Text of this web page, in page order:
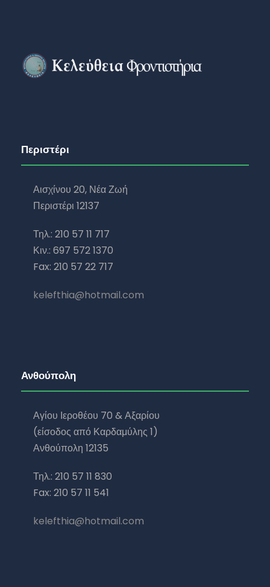
Περιστέρι
Αισχίνου 20, Νέα Ζωή
Περιστέρι 12137
Τηλ.: 210 57 11 717
Κιν.: 697 572 1370
Fax: 210 57 22 717
kelefthia@hotmail.com
Ανθούπολη
Αγίου Ιεροθέου 70 & Αξαρίου
(είσοδος από Καρδαμύλης 1)
Ανθούπολη 12135
Τηλ.: 210 57 11 830
Fax: 210 57 11 541
kelefthia@hotmail.com